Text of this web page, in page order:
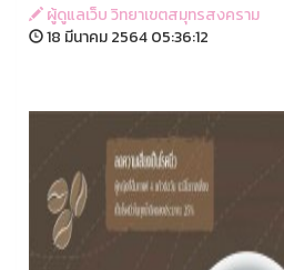
ผู้ดูแลเว็บ วิทยาเขตสมุทรสงคราม
18 มีนาคม 2564 05:36:12